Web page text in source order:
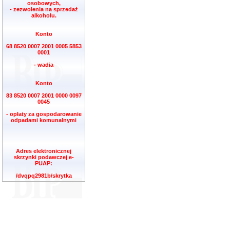
osobowych,
- zezwolenia na sprzedaż
alkoholu.
Konto
68 8520 0007 2001 0005 5853
0001
- wadia
Konto
83 8520 0007 2001 0000 0097
0045
- opłaty za gospodarowanie
odpadami komunalnymi
Adres elektronicznej
skrzynki podawczej e-
PUAP:
/dvqpq2981b/skrytka